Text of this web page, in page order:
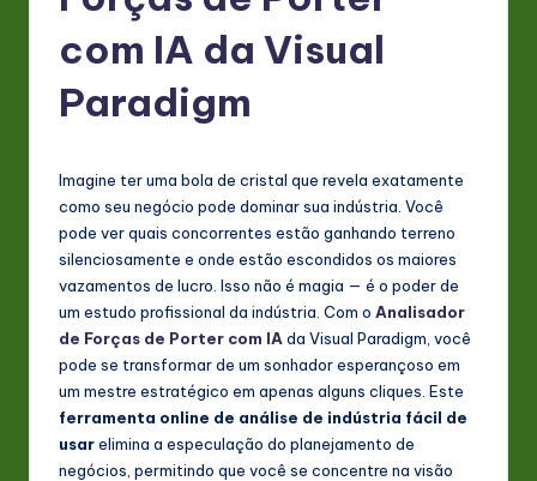
rt
L
com IA da Visual
Paradigm
Imagine ter uma bola de cristal que revela exatamente
como seu negócio pode dominar sua indústria. Você
pode ver quais concorrentes estão ganhando terreno
silenciosamente e onde estão escondidos os maiores
vazamentos de lucro. Isso não é magia — é o poder de
um estudo profissional da indústria. Com o Analisador
de Forças de Porter com IA da Visual Paradigm, você
pode se transformar de um sonhador esperançoso em
um mestre estratégico em apenas alguns cliques. Este
ferramenta online de análise de indústria fácil de
usarelimina a especulação do planejamento de
negócios, permitindo que você se concentre na visão